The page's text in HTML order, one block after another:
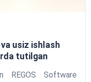
usiz ishlash
tutilgan
REGOS Software